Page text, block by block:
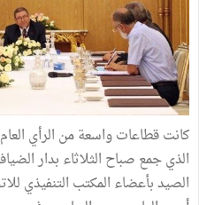
كانت قطاعات واسعة من الرأي
الذي جمع صباح الثلاثاء بدار
الصيد بأعضاء المكتب التنفيذي